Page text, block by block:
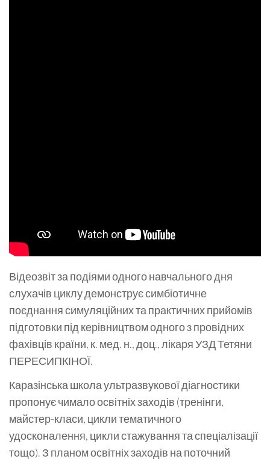
Відеозвіт за подіями одного навчального дня
слухачів циклу демонструє симбіотичне
поєднання симуляційних та практичних прийомів
підготовки під керівництвом одного з провідних
фахівців країни, к. мед. н., доц., лікаря УЗД Тетяни
ПЕРЕСИПКІНОЇ.
Каразінська школа ультразвукової діагностики
пропонує чимало освітніх заходів (тренінги,
майстер-класи, цикли тематичного
удосконалення, цикли стажування та спеціалізації
тощо). З планом освітніх заходів на поточний